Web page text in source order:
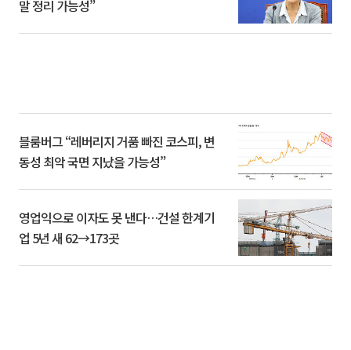
말 정리 가능성”
블룸버그 “레버리지 거품 빠진 코스피, 변
동성 최악 국면 지났을 가능성”
영업익으로 이자도 못 낸다…건설 한계기
업 5년 새 62→173곳